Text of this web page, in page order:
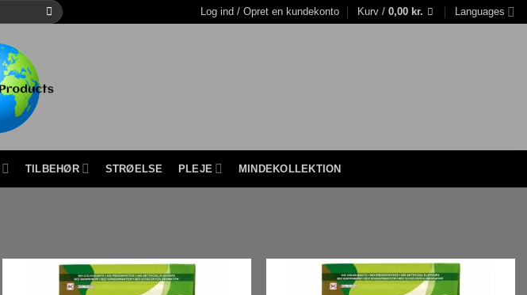
Log ind / Opret en kundekonto Kurv / 0,00 kr. Languages
TILBEHØR STRØELSE PLEJE MINDEKOLLEKTION